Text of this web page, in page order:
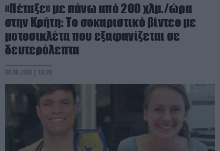
«Πέταξε» με πάνω από 200 χλμ./ώρα
στην Κρήτη: Το σοκαριστικό βίντεο με
μοτοσικλέτα που εξαφανίζεται σε
δευτερόλεπτα
06.08.2026 | 16:20